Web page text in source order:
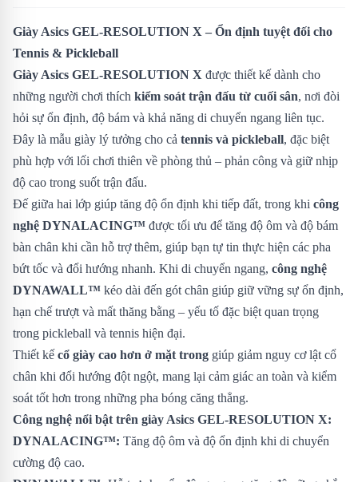
Giày Asics GEL-RESOLUTION X – Ổn định tuyệt đối cho
Tennis & Pickleball
Giày Asics GEL-RESOLUTION X được thiết kế dành cho
những người chơi thích kiểm soát trận đấu từ cuối sân, nơi đòi
hỏi sự ổn định, độ bám và khả năng di chuyển ngang liên tục.
Đây là mẫu giày lý tưởng cho cả tennis và pickleball, đặc biệt
phù hợp với lối chơi thiên về phòng thủ – phản công và giữ nhịp
độ cao trong suốt trận đấu.
Đế giữa hai lớp giúp tăng độ ổn định khi tiếp đất, trong khi công
nghệ DYNALACING™ được tối ưu để tăng độ ôm và độ bám
bàn chân khi cần hỗ trợ thêm, giúp bạn tự tin thực hiện các pha
bứt tốc và đổi hướng nhanh. Khi di chuyển ngang, công nghệ
DYNAWALL™ kéo dài đến gót chân giúp giữ vững sự ổn định,
hạn chế trượt và mất thăng bằng – yếu tố đặc biệt quan trọng
trong pickleball và tennis hiện đại.
Thiết kế cổ giày cao hơn ở mặt trong giúp giảm nguy cơ lật cổ
chân khi đổi hướng đột ngột, mang lại cảm giác an toàn và kiểm
soát tốt hơn trong những pha bóng căng thẳng.
Công nghệ nổi bật trên giày Asics GEL-RESOLUTION X:
DYNALACING™: Tăng độ ôm và độ ổn định khi di chuyển
cường độ cao.